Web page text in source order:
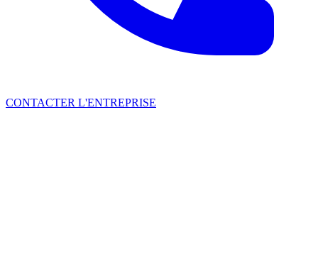
CONTACTER L'ENTREPRISE